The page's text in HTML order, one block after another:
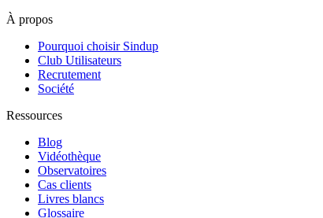
À propos
Pourquoi choisir Sindup
Club Utilisateurs
Recrutement
Société
Ressources
Blog
Vidéothèque
Observatoires
Cas clients
Livres blancs
Glossaire